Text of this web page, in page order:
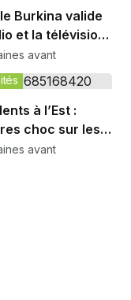
le Burkina valide
et la télévision
avant
à l’Est :
choc sur les
N10 et N1
avant